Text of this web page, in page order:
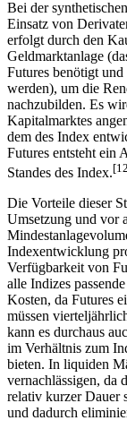
Bei der
Einsatz von
erfolgt durch den
Geldmarktanlage
Futures benötigt und
werden), um die
nachzubilden. Es
Kapitalmarktes
dem des Index
Futures entsteht ein
Die Vorteile dieser
Umsetzung und vor
Indexentwicklung
Verfügbarkeit von
alle Indizes
Kosten, da Futures
müssen
kann es durchaus
im Verhältnis zum
bieten. In liquiden
vernachlässigen, da
relativ kurzer Dauer